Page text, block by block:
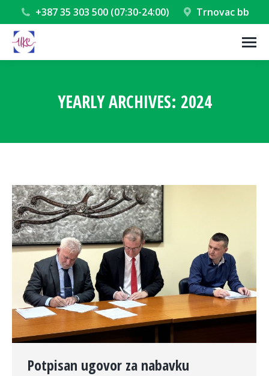
+387 35 303 500 (07:30-24:00) Trnovac bb
YEARLY ARCHIVES: 2024
Potpisan ugovor za nabavku